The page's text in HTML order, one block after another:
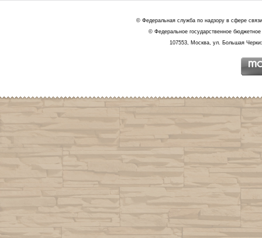
© Федеральная служба по надзору в сфере
© Федеральное государственное
107553, Москва, ул. Большая